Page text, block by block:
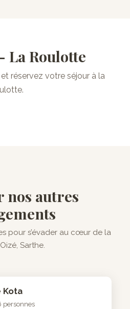
La Roulotte
réservez votre séjour à la
nos autres
pour s’évader au cœur de la
Sarthe.
Kota
personnes